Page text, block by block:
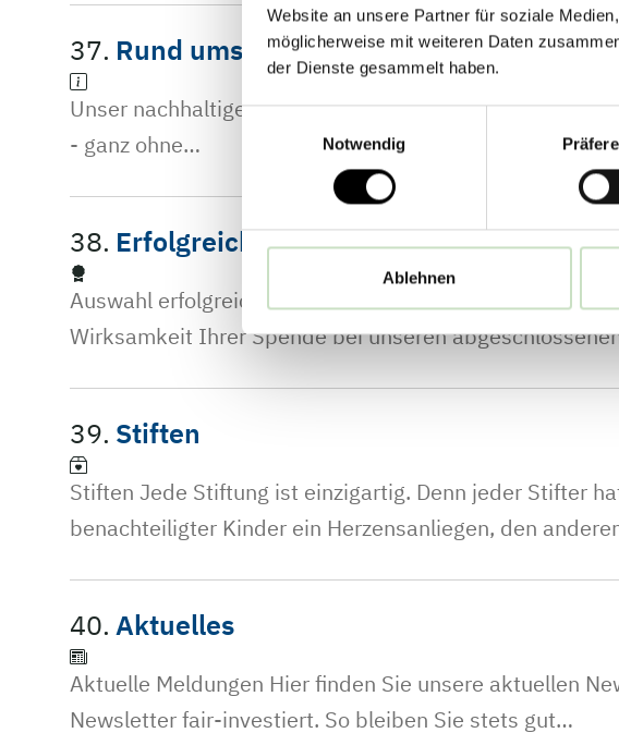
Website an unsere Partner für soziale
möglicherweise mit weiteren Daten
der Dienste gesammelt haben.
Einwilligungsauswahl
Notwendig
Ablehnen
37. Rund ums Haus
Unser nachhaltiger
- ganz ohne…
38. Erfolgreiche Spendenprojekte
Auswahl erfolgreich abgeschlossener
Wirksamkeit Ihrer Spende bei unseren
39. Stiften
Stiften Jede Stiftung ist einzigartig. Denn jeder Stifter
benachteiligter Kinder ein Herzensanliegen, den
40. Aktuelles
Aktuelle Meldungen Hier finden Sie unsere aktuellen
Newsletter fair-investiert. So bleiben Sie stets gut…